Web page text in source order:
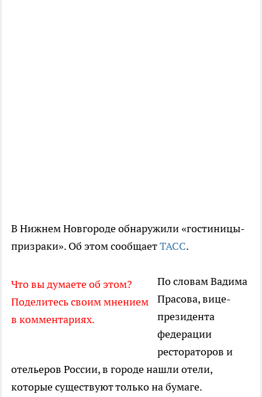
В Нижнем Новгороде обнаружили «гостиницы-
призраки». Об этом сообщаетТАСС.
Что вы думаете об этом?
Поделитесь своим мнением
в комментариях.
По словам Вадима
Прасова, вице-
президента
федерации
рестораторов и
отельеров России, в городе нашли отели,
которые существуют только на бумаге.